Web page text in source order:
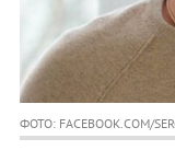
ФОТО: FACEBOOK.COM/